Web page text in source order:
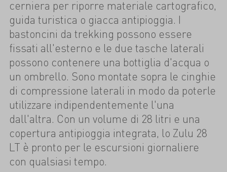
cerniera per riporre materiale cartografico,
guida turistica o giacca antipioggia. I
bastoncini da trekking possono essere
fissati all'esterno e le due tasche laterali
possono contenere una bottiglia d'acqua o
un ombrello. Sono montate sopra le cinghie
di compressione laterali in modo da poterle
utilizzare indipendentemente l'una
dall'altra. Con un volume di 28 litri e una
copertura antipioggia integrata, lo Zulu 28
LT è pronto per le escursioni giornaliere
con qualsiasi tempo.